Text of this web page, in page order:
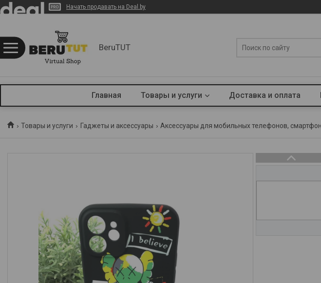
Начать продавать на Deal.by
BeruTUT
Главная Товары и услуги Доставка и оплата
Товары и услуги Гаджеты и аксессуары Аксессуары для мобильных телефонов,